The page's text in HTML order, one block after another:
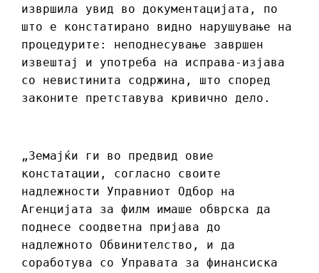
извршила увид во документацијата, по
што е констатирано видно нарушување на
процедурите: неподнесување завршен
извештај и употреба на исправа-изјава
со невистинита содржина, што според
законите претставува кривично дело.
„Земајќи ги во предвид овие
констатации, согласно своите
надлежности Управниот Одбор на
Агенцијата за филм имаше обврска да
поднесе соодветна пријава до
надлежното Обвинителство, и да
соработува со Управата за финансиска